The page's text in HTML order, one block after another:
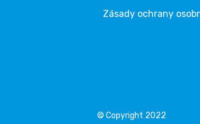
Zásady ochrany
© Copyright 2022